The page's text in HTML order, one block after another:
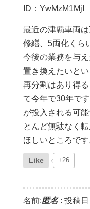
ID：YwMzM1MjI
最近の津覇車両
修繕、5両化くら
今後の業務を与
置き換えたいと
再分割はあり得
て今年で30年で
が投入される可
とんど無駄なく
ほしいところです
Like +26
名前:匿名: 投稿